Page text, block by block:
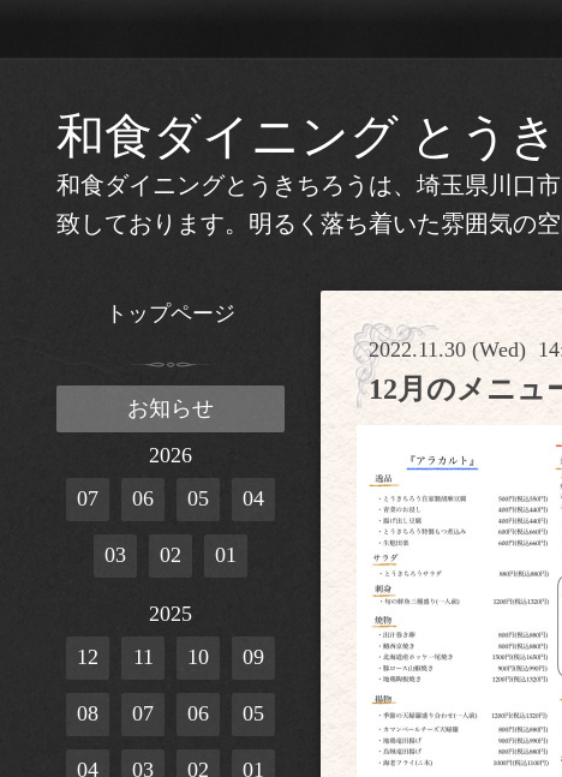
和食ダイニング とう
和食ダイニングとうきちろうは、埼玉県川口
致しております。明るく落ち着いた雰囲気の
2022.11.30 (Wed)
12月のメニュ
トップページ
お知らせ
2026
07
06 05 04
03 02 01
2025
12
11 10 09
08 07 06 05
04 03 02 01